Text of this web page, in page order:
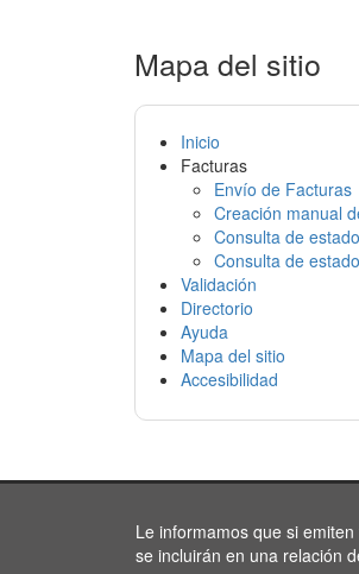
Mapa del sitio
Inicio
Facturas
Envío de Facturas
Creación manual
Consulta de
Consulta de
Validación
Directorio
Ayuda
Mapa del sitio
Accesibilidad
Le informamos que si
se incluirán en una relación